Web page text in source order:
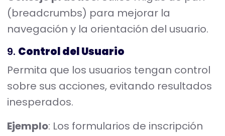
(breadcrumbs) para mejorar la
navegación y la orientación del usuario.
9. Control del Usuario
Permita que los usuarios tengan control
sobre sus acciones, evitando resultados
inesperados.
Ejemplo: Los formularios de inscripción